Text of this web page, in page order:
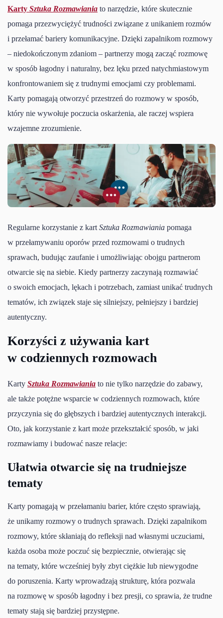
Karty Sztuka Rozmawiania to narzędzie, które skutecznie
pomaga przezwyciężyć trudności związane z unikaniem rozmów
i przełamać bariery komunikacyjne. Dzięki zapalnikom rozmowy
– niedokończonym zdaniom – partnerzy mogą zacząć rozmowę
w sposób łagodny i naturalny, bez lęku przed natychmiastowym
konfrontowaniem się z trudnymi emocjami czy problemami.
Karty pomagają otworzyć przestrzeń do rozmowy w sposób,
który nie wywołuje poczucia oskarżenia, ale raczej wspiera
wzajemne zrozumienie.
Regularne korzystanie z kart Sztuka Rozmawiania pomaga
w przełamywaniu oporów przed rozmowami o trudnych
sprawach, budując zaufanie i umożliwiając obojgu partnerom
otwarcie się na siebie. Kiedy partnerzy zaczynają rozmawiać
o swoich emocjach, lękach i potrzebach, zamiast unikać trudnych
tematów, ich związek staje się silniejszy, pełniejszy i bardziej
autentyczny.
Korzyści z używania kart
w codziennych rozmowach
Karty Sztuka Rozmawiania to nie tylko narzędzie do zabawy,
ale także potężne wsparcie w codziennych rozmowach, które
przyczynia się do głębszych i bardziej autentycznych interakcji.
Oto, jak korzystanie z kart może przekształcić sposób, w jaki
rozmawiamy i budować nasze relacje:
Ułatwia otwarcie się na trudniejsze
tematy
Karty pomagają w przełamaniu barier, które często sprawiają,
że unikamy rozmowy o trudnych sprawach. Dzięki zapalnikom
rozmowy, które skłaniają do refleksji nad własnymi uczuciami,
każda osoba może poczuć się bezpiecznie, otwierając się
na tematy, które wcześniej były zbyt ciężkie lub niewygodne
do poruszenia. Karty wprowadzają strukturę, która pozwala
na rozmowę w sposób łagodny i bez presji, co sprawia, że trudne
tematy stają się bardziej przystępne.